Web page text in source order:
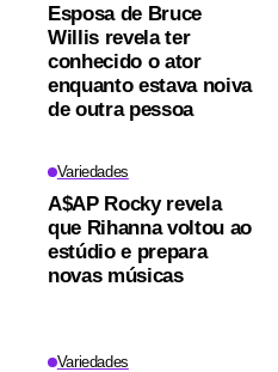
Esposa de Bruce
Willis revela ter
conhecido o ator
enquanto estava noiva
de outra pessoa
Variedades
A$AP Rocky revela
que Rihanna voltou ao
estúdio e prepara
novas músicas
Variedades